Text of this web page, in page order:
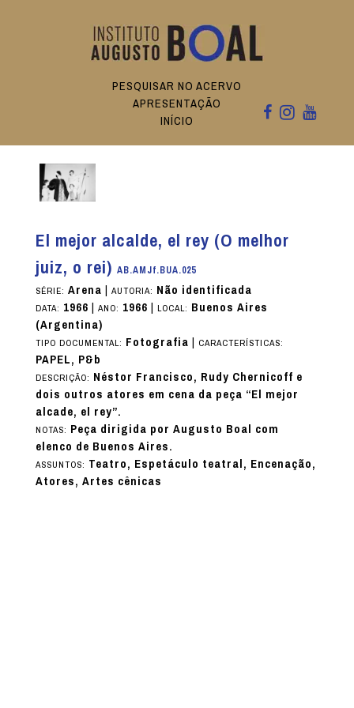
PESQUISAR NO ACERVO
APRESENTAÇÃO
INÍCIO
El mejor alcalde, el rey (O melhor
juiz, o rei) AB.AMJf.BUA.025
SÉRIE: Arena| AUTORIA: Não identificada
DATA: 1966| ANO: 1966| LOCAL: Buenos Aires
(Argentina)
TIPO DOCUMENTAL: Fotografia| CARACTERÍSTICAS:
PAPEL, P&b
DESCRIÇÃO: Néstor Francisco, Rudy Chernicoff e
dois outros atores em cena da peça “El mejor
alcade, el rey”.
NOTAS: Peça dirigida por Augusto Boal com
elenco de Buenos Aires.
ASSUNTOS: Teatro, Espetáculo teatral, Encenação,
Atores, Artes cênicas